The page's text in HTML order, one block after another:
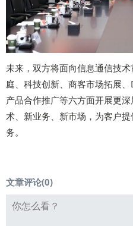
未来，双方将面向信息通信技
庭、科技创新、商客市场拓展、
产品合作推广等六方面开展更
术、新业务、新市场，为客户
务。
文章评论(0)